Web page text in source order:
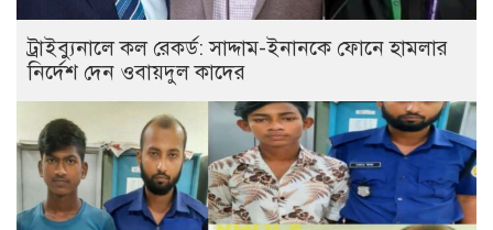
ট্রাইব্যুনালে কল রেকর্ড: সাদ্দাম-ইনানকে ফোনে হামলার
নির্দেশ দেন ওবায়দুল কাদের